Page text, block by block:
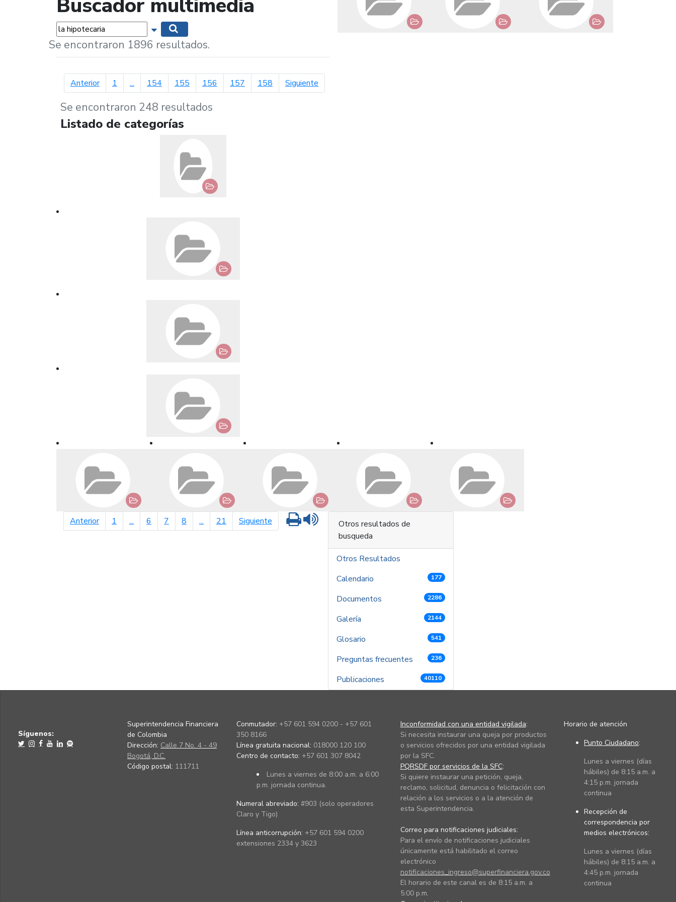
Buscador multimedia
Palabras... Mostrar opciones de búsqueda
Se encontraron 1896 resultados.
Anteriorpágina anterior
1 ... 154 155 156 157 158 Siguiente
Se encontraron 248 resultados
Listado de categorías
Anteriorpágina anterior
1 ... 6 7 8 ... 21 Siguientepágina siguiente
Imprimir
Otros resultados de
busqueda
Otros Resultados
Calendario
177
Documentos 2286
Galería 2144
Glosario 541
Preguntas frecuentes 236
Publicaciones 40110
Síguenos:
Superintendencia Financiera
de Colombia
Dirección: Calle 7 No. 4 - 49
Bogotá, D.C.
Código postal: 111711
Conmutador: +57 601 594 0200 - +57 601
350 8166
Línea gratuita nacional: 018000 120 100
Centro de contacto: +57 601 307 8042
Lunes a viernes de 8:00 a.m. a 6:00
p.m. jornada continua.
Numeral abreviado: #903 (solo operadores
Claro y Tigo)
Línea anticorrupción: +57 601 594 0200
extensiones 2334 y 3623
Inconformidad con una entidad vigilada:
Si necesita instaurar una queja por productos
o servicios ofrecidos por una entidad vigilada
por la SFC.
PQRSDF por servicios de la SFC:
Si quiere instaurar una petición, queja,
reclamo, solicitud, denuncia o felicitación con
relación a los servicios o a la atención de
esta Superintendencia.
Correo para notificaciones judiciales:
Para el envío de notificaciones judiciales
únicamente está habilitado el correo
electrónico
notificaciones_ingreso@superfinanciera.gov.co
El horario de este canal es de 8:15 a.m. a
5:00 p.m.
Horario de atención
Punto Ciudadano:
Lunes a viernes (días
hábiles) de 8:15 a.m. a
4:15 p.m. jornada
continua
Recepción de
correspondencia por
medios electrónicos:
Lunes a viernes (días
hábiles) de 8:15 a.m. a
4:45 p.m. jornada
continua